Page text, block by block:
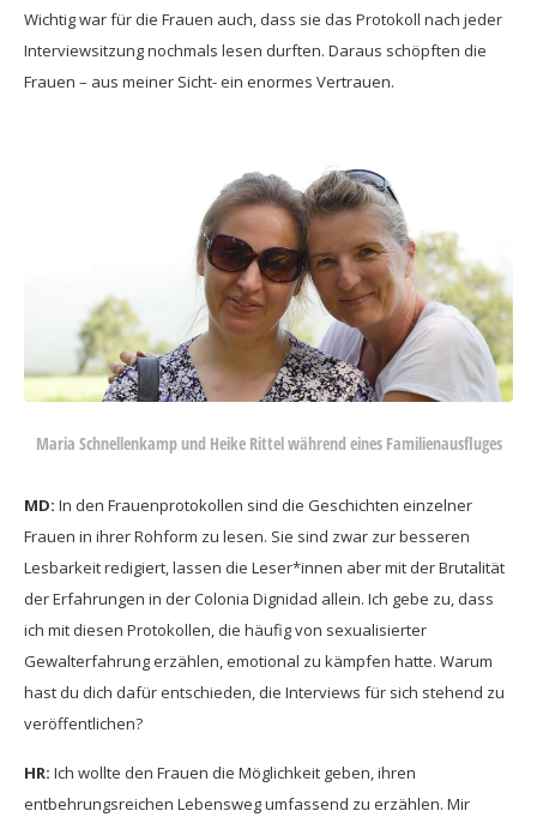
Wichtig war für die Frauen auch, dass sie das Protokoll nach jeder
Interviewsitzung nochmals lesen durften. Daraus schöpften die
Frauen – aus meiner Sicht- ein enormes Vertrauen.
Maria Schnellenkamp und Heike Rittel während eines Familienausfluges
MD: In den Frauenprotokollen sind die Geschichten einzelner
Frauen in ihrer Rohform zu lesen. Sie sind zwar zur besseren
Lesbarkeit redigiert, lassen die Leser*innen aber mit der Brutalität
der Erfahrungen in der Colonia Dignidad allein. Ich gebe zu, dass
ich mit diesen Protokollen, die häufig von sexualisierter
Gewalterfahrung erzählen, emotional zu kämpfen hatte. Warum
hast du dich dafür entschieden, die Interviews für sich stehend zu
veröffentlichen?
HR: Ich wollte den Frauen die Möglichkeit geben, ihren
entbehrungsreichen Lebensweg umfassend zu erzählen. Mir